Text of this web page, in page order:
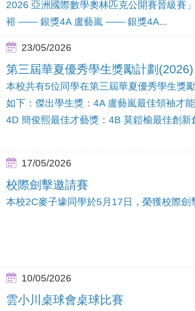
2026 亞洲國際數學奧林匹克公開賽晉級賽
裕 —— 銀獎4A 盧藝嵐 —— 銀獎4A...
23/05/2026
第三屆華夏優秀學生獎勵計劃(2026)
本校共有5位同學在第三屆華夏優秀學生獎
如下：傑出學生獎：4A 盧藝嵐最佳領袖才
4D 簡俊熙最佳才藝獎：4B 莫鎧榆最佳創新
17/05/2026
校際劍擊邀請賽
本校2C麥子壕同學於5月17日，榮獲校際劍
10/05/2026
雲小川桌球會桌球比賽